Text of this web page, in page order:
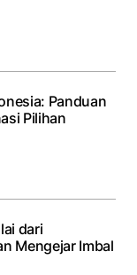
Panduan
Pilihan
dari
Mengejar Imbal